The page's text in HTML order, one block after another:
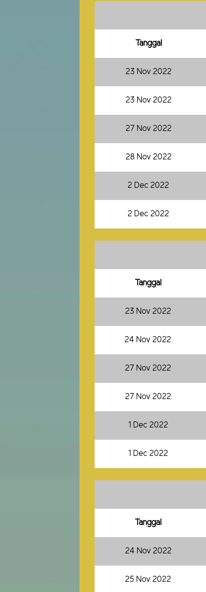
Tanggal
23 Nov 2022
23 Nov 2022
27 Nov 2022
28 Nov 2022
2 Dec 2022
2 Dec 2022
Tanggal
23 Nov 2022
24 Nov 2022
27 Nov 2022
27 Nov 2022
1 Dec 2022
1 Dec 2022
Tanggal
24 Nov 2022
25 Nov 2022